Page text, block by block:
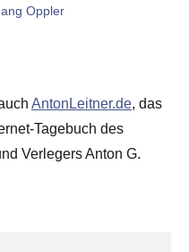
Oppler
AntonLeitner.de, das
Tagebuch des
Verlegers Anton G.